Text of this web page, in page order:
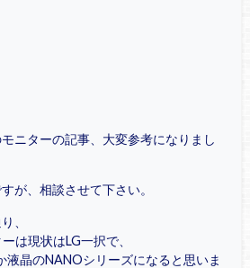
ニターの記事、大変参考になりまし
が、相談させて下さい。
、
は現状はLG一択で、
液晶のNANOシリーズになると思いま